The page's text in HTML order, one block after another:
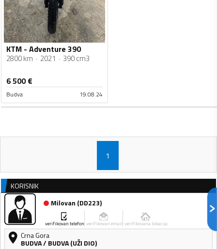
KTM - Adventure 390
2800 km 2021 390 cm3
6 500€
Budva 19.08.24
1
KORISNIK
Milovan (DD223)
verifikovan telefon verifikovan email verifikovana lokacija
Crna Gora
BUDVA/ BUDVA (UŽI DIO)